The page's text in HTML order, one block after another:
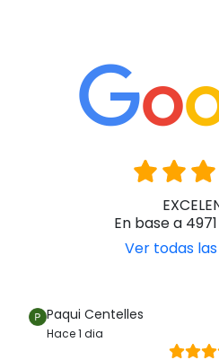
En base a
Ver todas
Paqui Centelles
Hace 1 dia